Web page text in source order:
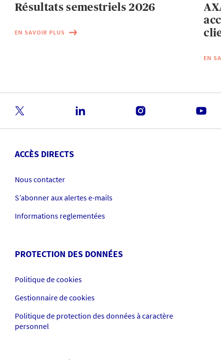
Résultats semestriels 2026
EN SAVOIR PLUS
EN
ACCÈS DIRECTS
Nous contacter
S’abonner aux alertes e-mails
Informations reglementées
PROTECTION DES DONNÉES
Politique de cookies
Gestionnaire de cookies
Politique de protection des données à caractère
personnel